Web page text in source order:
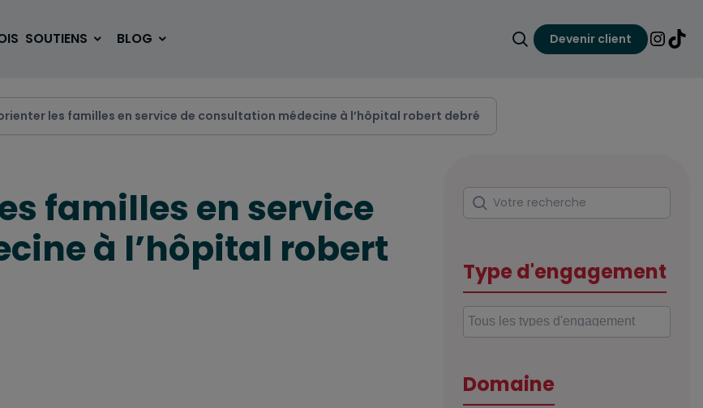
SOUTIENS BLOG
ÉTUDIER S’INVESTIR
ECONOMISER
Faire une recherche
Devenir client
les familles en service de consultation médecine à l’hôpital robert debré
familles en service
à l’hôpital robert
Rechercher
Votre recherche
Type d'engagement
Domaine